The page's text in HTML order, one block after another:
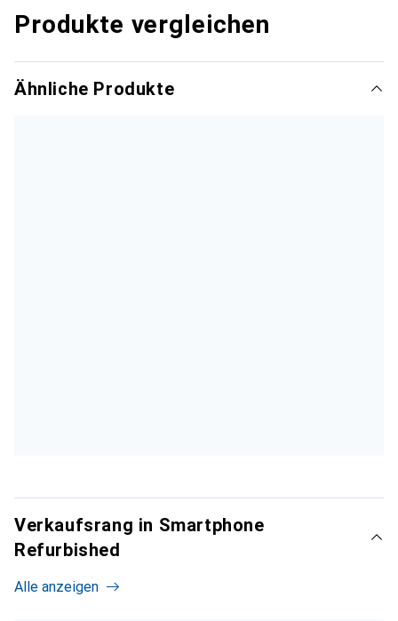
Produkte vergleichen
Ähnliche Produkte
Verkaufsrang in Smartphone
Refurbished
Alle anzeigen